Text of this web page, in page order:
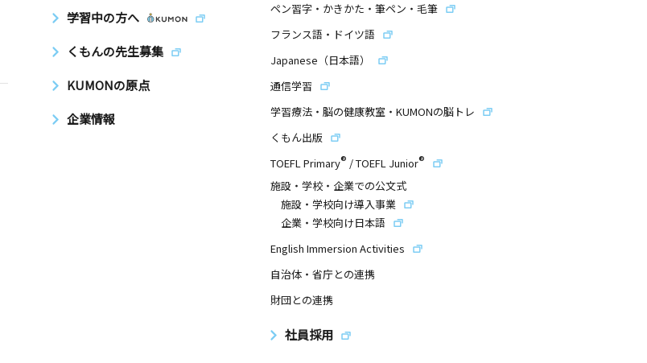
学習中の方へ
くもんの先生募集
KUMONの原点
企業情報
ペン習字・かきかた・筆ペン・毛筆
フランス語・ドイツ語
Japanese（日本語）
通信学習
学習療法・脳の健康教室・KUMONの脳トレ
くもん出版
TOEFL Primary® /TOEFL Junior®
施設・学校・企業での公文式
施設・学校向け導入事業
企業・学校向け日本語
English Immersion Activities
自治体・省庁との連携
財団との連携
社員採用